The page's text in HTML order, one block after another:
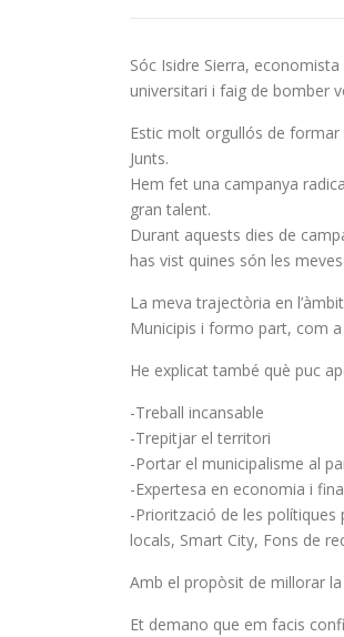
Sóc Isidre Sierra,
universitari i faig de bomber
Estic molt orgullós de formar
Junts.
Hem fet una campanya
gran talent.
Durant aquests dies de
has vist quines són les
La meva trajectòria en
Municipis i formo part, com
He explicat també què puc
-Treball incansable
-Trepitjar el territori
-Portar el municipalisme al
-Expertesa en economia i
-Priorització de les polítiques
locals, Smart City, Fons de
Amb el propòsit de millorar
Et demano que em facis